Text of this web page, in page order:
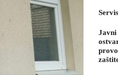
Javni